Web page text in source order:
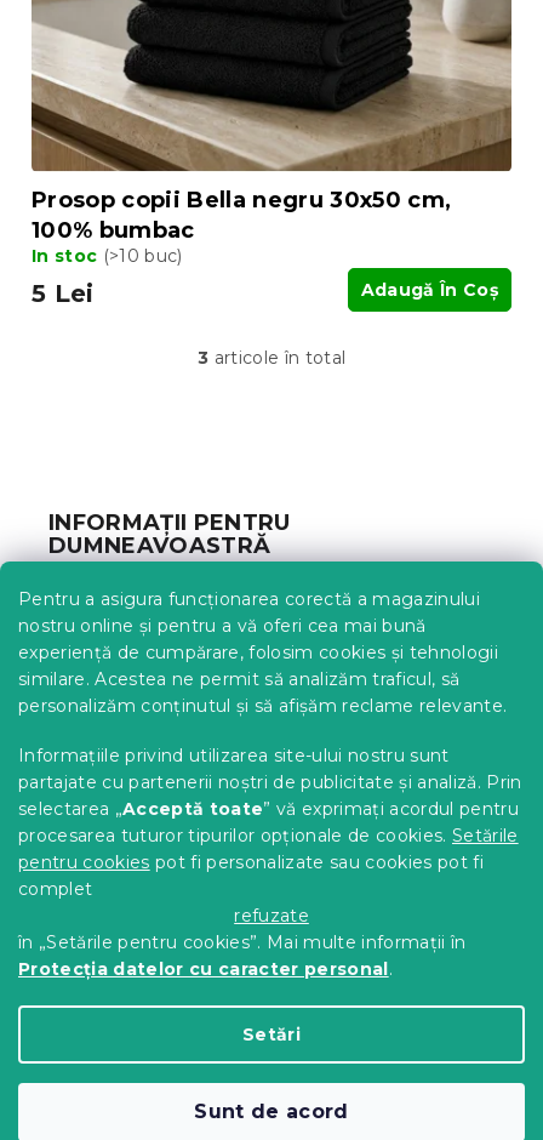
Pentru a asigura funcționarea corectă a magazinului
nostru online și pentru a vă oferi cea mai bună
experiență de cumpărare, folosim cookies și tehnologii
similare. Acestea ne permit să analizăm traficul, să
personalizăm conținutul și să afișăm reclame relevante.
Informațiile privind utilizarea site-ului nostru sunt
partajate cu partenerii noștri de publicitate și analiză. Prin
selectarea „Acceptă toate” vă exprimați acordul pentru
procesarea tuturor tipurilor opționale de cookies. Setările
pentru cookies pot fi personalizate sau cookies pot fi
complet
refuzate
în „Setările pentru cookies”. Mai multe informații în
Protecția datelor cu caracter personal.
Setări
Sunt de acord
Prosop copii Bella negru 30x50 cm,
100% bumbac
In stoc (>10 buc)
5 Lei Adaugă În Coş
C
u
l
i
s
t
ă
r
i
o
r
3 articole în total
o
INFORMAȚII PENTRU
DUMNEAVOASTRĂ
Urmărirea comenzii
Opțiuni de livrare
Metode de plată
Reclamații și retururi
Contact
Protecția datelor cu caracter personal
Achizitii SEAP
Tabel mărimi
Blog
Pentru parteneri
Drepturi de autor 2026Comod Acasa. Toate
drepturile rezervate. Editați setările cookie-urilor